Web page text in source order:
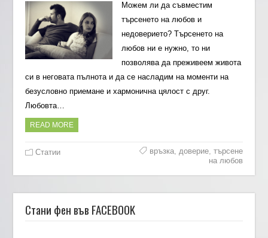
Можем ли да съвместим
търсенето на любов и
недоверието? Търсенето на
любов ни е нужно, то ни
позволява да преживеем живота
си в неговата пълнота и да се насладим на моменти на
безусловно приемане и хармонична цялост с друг.
Любовта…
READ MORE
Статии връзка, доверие, търсене
на любов
Стани фен във FACEBOOK